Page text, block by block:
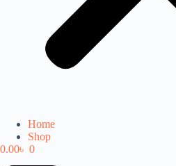
Home
Shop
0.00৳ 0